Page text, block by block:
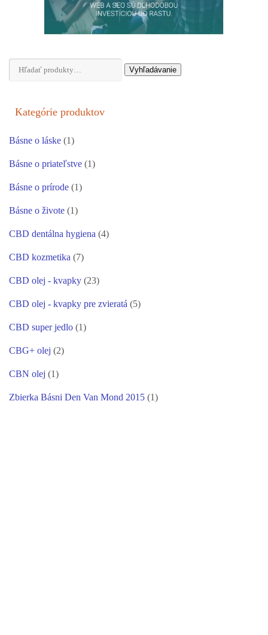
Hľadať: Vyhľadávanie
Kategórie produktov
Básne o láske (1)
Básne o priateľstve (1)
Básne o prírode (1)
Básne o živote (1)
CBD dentálna hygiena (4)
CBD kozmetika (7)
CBD olej - kvapky (23)
CBD olej - kvapky pre zvieratá (5)
CBD super jedlo (1)
CBG+ olej (2)
CBN olej (1)
Zbierka Básni Den Van Mond 2015 (1)